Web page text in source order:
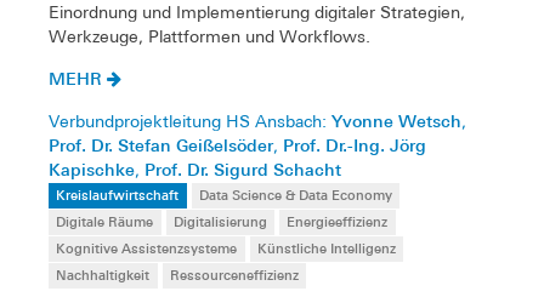
Einordnung und Implementierung digitaler Strategien,
Werkzeuge, Plattformen und Workflows.
MEHR
Verbundprojektleitung HS Ansbach: Yvonne Wetsch,
Prof. Dr. Stefan Geißelsöder, Prof. Dr.-Ing. Jörg
Kapischke, Prof. Dr. Sigurd Schacht
Kreislaufwirtschaft
Data Science & Data Economy
Digitale Räume
Digitalisierung
Energieeffizienz
Kognitive Assistenzsysteme
Künstliche Intelligenz
Nachhaltigkeit
Ressourceneffizienz